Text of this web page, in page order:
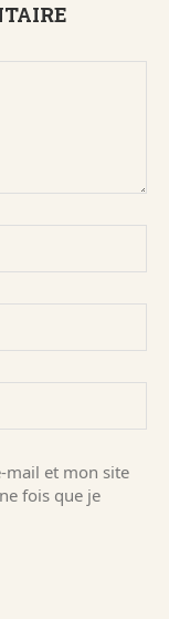
mail et mon site
fois que je